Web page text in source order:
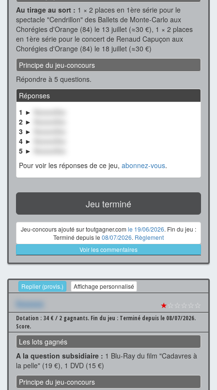
Au tirage au sort : 1 × 2 places en 1ère série pour le
spectacle "Cendrillon" des Ballets de Monte-Carlo aux
Chorégies d'Orange (84) le 13 juillet (≈30 €), 1 × 2 places
en 1ère série pour le concert de Renaud Capuçon aux
Chorégies d'Orange (84) le 18 juillet (≈30 €)
Principe du jeu-concours
Répondre à 5 questions.
Réponses
1 ►
XxxxxxXxx
2 ►
3 ►
4 ►
5 ►
Pour voir les réponses de ce jeu, abonnez-vous.
Jeu terminé
Jeu-concours ajouté sur toutgagner.com le 19/06/2026. Fin du jeu :
Terminé depuis le 08/07/2026. Règlement
Voir les commentaires
Replier (provis.) Affichage personnalisé
Xxxxxxx ★☆☆☆☆☆
Dotation : 34 € / 2 gagnants. Fin du jeu : Terminé depuis le 08/07/2026.
Score.
Les lots gagnés
A la question subsidiaire : 1 Blu-Ray du film "Cadavres à
la pelle" (19 €), 1 DVD (15 €)
Principe du jeu-concours